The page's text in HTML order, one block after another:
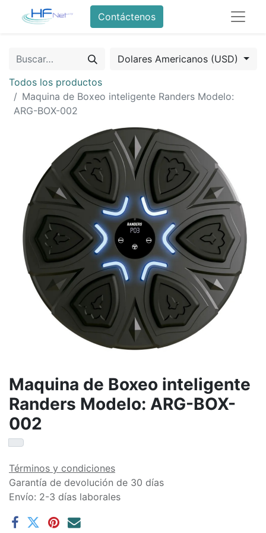
Contáctenos
Dolares Americanos (USD)
Todos los productos
Maquina de Boxeo inteligente Randers Modelo:
ARG-BOX-002
Maquina de Boxeo inteligente
Randers Modelo: ARG-BOX-
002
Términos y condiciones
Garantía de devolución de 30 días
Envío: 2-3 días laborales